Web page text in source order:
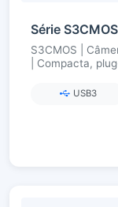
Série S3CMOS
S3CMOS |
| Compacta,
USB3